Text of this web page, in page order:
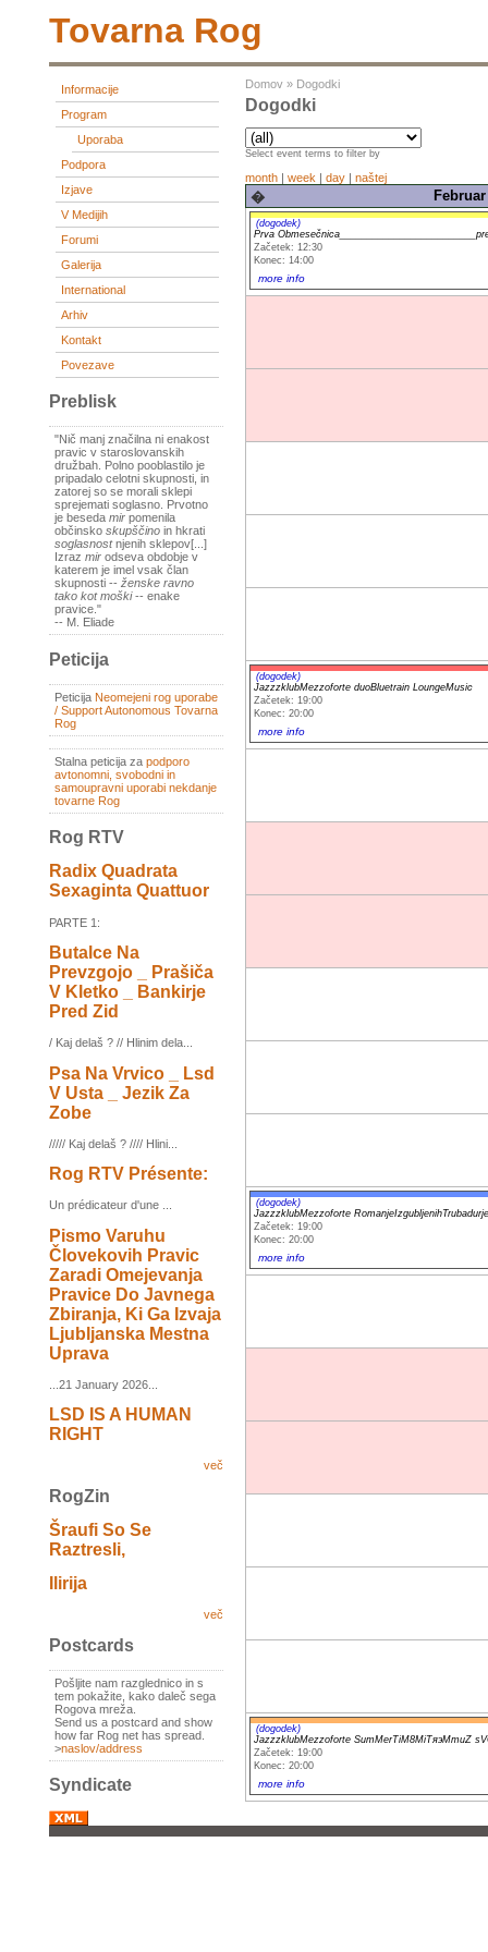
Tovarna Rog
Informacije
Program
Uporaba
Podpora
Izjave
V Medijih
Forumi
Galerija
International
Arhiv
Kontakt
Povezave
Preblisk
"Nič manj značilna ni enakost
pravic v staroslovanskih
družbah. Polno pooblastilo je
pripadalo celotni skupnosti, in
zatorej so se morali sklepi
sprejemati soglasno. Prvotno
je beseda mir pomenila
občinsko skupščino in hkrati
soglasnostnjenih sklepov[...]
Izraz mir odseva obdobje v
katerem je imel vsak član
skupnosti -- ženske ravno
tako kot moški-- enake
pravice."
-- M. Eliade
Peticija
Peticija Neomejeni rog uporabe
/ Support Autonomous Tovarna
Rog
Stalna peticija za podporo
avtonomni, svobodni in
samoupravni uporabi nekdanje
tovarne Rog
Rog RTV
Radix Quadrata
Sexaginta Quattuor
PARTE 1:
Butalce Na
Prevzgojo _ Prašiča
V Kletko _ Bankirje
Pred Zid
/ Kaj delaš ? // Hlinim dela...
Psa Na Vrvico _ Lsd
V Usta _ Jezik Za
Zobe
///// Kaj delaš ? //// Hlini...
Rog RTV Présente:
Un prédicateur d'une ...
Pismo Varuhu
Človekovih Pravic
Zaradi Omejevanja
Pravice Do Javnega
Zbiranja, Ki Ga Izvaja
Ljubljanska Mestna
Uprava
...21 January 2026...
LSD IS A HUMAN
RIGHT
več
RogZin
Šraufi So Se
Raztresli,
Ilirija
več
Postcards
Pošljite nam razglednico in s
tem pokažite, kako daleč sega
Rogova mreža.
Send us a postcard and show
how far Rog net has spread.
>naslov/address
Syndicate
Domov » Dogodki
Dogodki
Select event terms to filter by
month | week | day | naštej
�
(dogodek)
Prva
Začetek: 12:30
Konec: 14:00
more info
(dogodek)
JazzzklubMezzoforte duoBluetrain LoungeMusic
Začetek: 19:00
Konec: 20:00
more info
(dogodek)
JazzzklubMezzoforte
Začetek: 19:00
Konec: 20:00
more info
(dogodek)
JazzzklubMezzoforte SumMerTiM8MiTяэMmuZ
Začetek: 19:00
Konec: 20:00
more info